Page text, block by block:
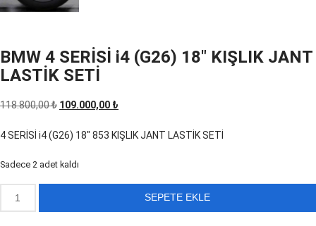
BMW 4 SERİSİ i4 (G26) 18″ KIŞLIK JANT
LASTİK SETİ
118.800,00₺ Orijinal
118.800,00 ₺.
109.000,00 ₺
fiyat:
4 SERİSİ i4 (G26) 18″ 853 KIŞLIK JANT LASTİK SETİ
Sadece 2 adet kaldı
BMW
4
SEPETE EKLE